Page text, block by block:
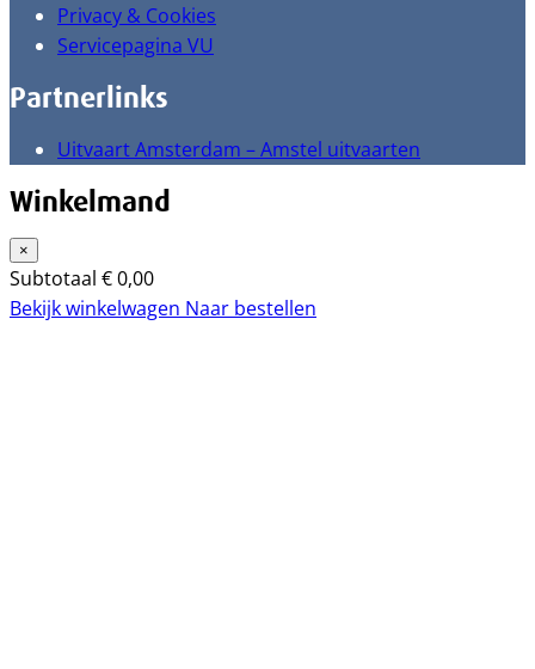
Privacy & Cookies
Servicepagina VU
Partnerlinks
Uitvaart Amsterdam – Amstel uitvaarten
Winkelmand
×
Subtotaal €0,00
Bekijk winkelwagen Naar bestellen